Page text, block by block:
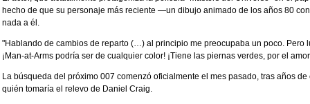
hecho de que su personaje más reciente —un dibujo animado de los años 80
nada a él.
"Hablando de cambios de reparto (…) al principio me preocupaba un poco. Pero
¡Man-at-Arms podría ser de cualquier color! ¡Tiene las piernas verdes, por el
La búsqueda del próximo 007 comenzó oficialmente el mes pasado, tras años
quién tomaría el relevo de Daniel Craig.